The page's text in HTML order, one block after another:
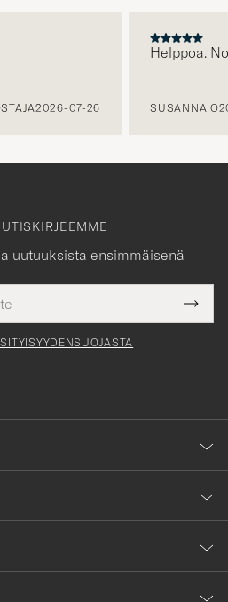
2026-07-26
Helppoa.
SUSANNA O
uutuuksista ensimmäisenä